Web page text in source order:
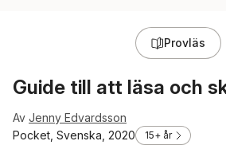
Provläs
Guide till att läsa och
Av Jenny Edvardsson
Pocket, Svenska, 2020
15+ år